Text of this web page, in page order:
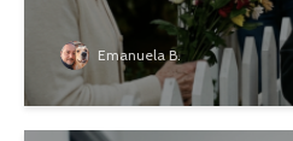
Emanuela B.